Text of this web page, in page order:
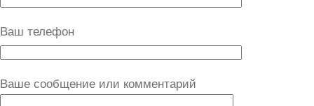
Ваш телефон
Ваше сообщение или комментарий